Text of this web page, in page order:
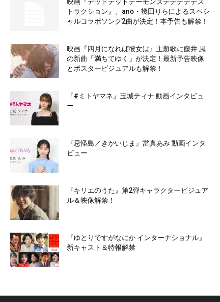
トラクション』、ano・幾田りらによるスペシ
ャルコラボソング2曲が決定！本予告も解禁！
映画『四月になれば彼女は』主題歌に藤井 風
の新曲「満ちてゆく」が決定！最新予告映像
とポスタービジュアルも解禁！
『#ミトヤマネ』玉城ティナ 動画インタビュ
ー
『忌怪島／きかいじま』當真あみ 動画インタ
ビュー
『キリエのうた』第2弾キャラクタービジュア
ル＆映像解禁！
『ゆとりですがなにか インターナショナル』
新キャスト＆特報解禁